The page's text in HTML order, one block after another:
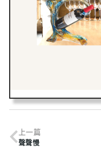
上一篇
聲聲慢